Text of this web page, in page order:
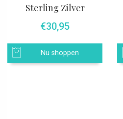
Sterling Zilver
€30,95
Nu shoppen